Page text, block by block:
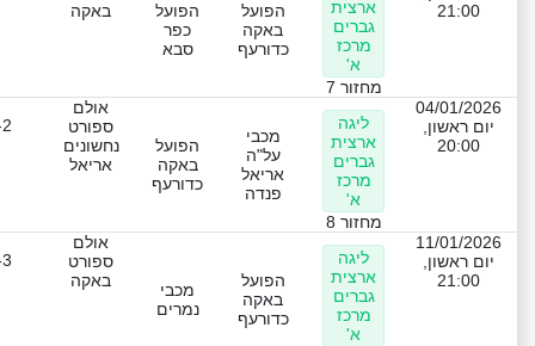
21:00
ארצית
גברים
מרכז
א'
מחזור 7
הפועל
באקה
כדורעף
הפועל
כפר
סבא
באקה
04/01/2026
יום ראשון,
20:00
ליגה
ארצית
גברים
מרכז
א'
מחזור 8
מכבי
על"ה
אריאל
פנדה
הפועל
באקה
כדורעף
אולם
ספורט
נחשונים
אריאל
11/01/2026
יום ראשון,
21:00
ליגה
ארצית
גברים
מרכז
א'
הפועל
באקה
כדורעף
מכבי
נמרים
אולם
ספורט
באקה